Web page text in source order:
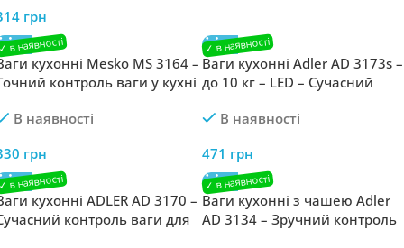
грн
кухонні Mesko MS 3164 –
контроль ваги у кухні
В наявності
грн
Ваги кухонні Adler AD 3173s –
до 10 кг – LED – Сучасний
В наявності
471 грн
кухонні ADLER AD 3170 –
контроль ваги для
Ваги кухонні з чашею Adler
AD 3134 – Зручний контроль